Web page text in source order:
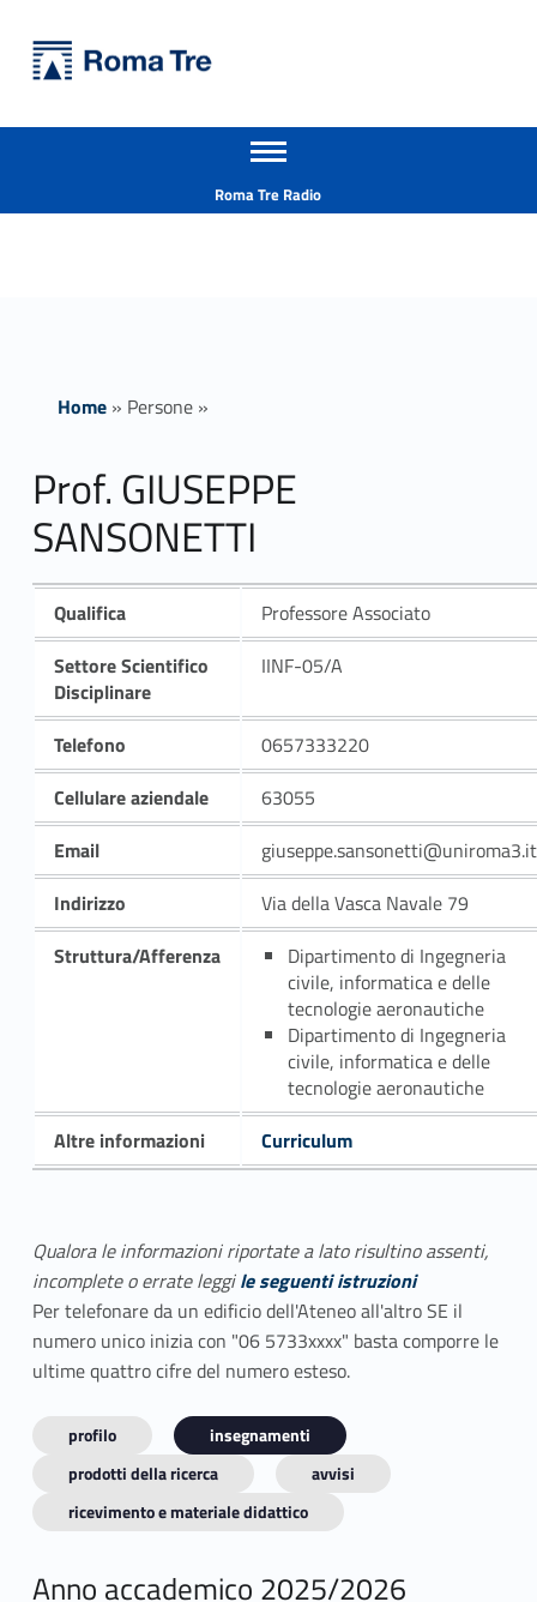
Prof. GIUSEPPE SANSONETTI insegnamenti - Università Roma Tre
Apri il menu secondario
Roma Tre Radio
Home» Persone»
Prof. GIUSEPPE
SANSONETTI
Qualifica
Professore Associato
Settore Scientifico
Disciplinare
IINF-05/A
Telefono
0657333220
Cellulare aziendale
63055
Email
giuseppe.sansonetti@uniroma3.it
Indirizzo
Via della Vasca Navale 79
Struttura/Afferenza
Dipartimento di Ingegneria
civile, informatica e delle
tecnologie aeronautiche
Dipartimento di Ingegneria
civile, informatica e delle
tecnologie aeronautiche
Altre informazioni
Curriculum
Qualora le informazioni riportate a lato risultino assenti,
incomplete o errate leggile seguenti istruzioni
Per telefonare da un edificio dell'Ateneo all'altro SE il
numero unico inizia con "06 5733xxxx" basta comporre le
ultime quattro cifre del numero esteso.
profilo
insegnamenti
prodotti della ricerca
avvisi
ricevimento e materiale didattico
Anno accademico 2025/2026